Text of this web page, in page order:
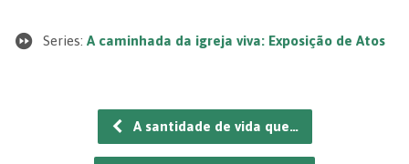
Series: A caminhada da igreja viva: Exposição de Atos
A santidade de vida que…